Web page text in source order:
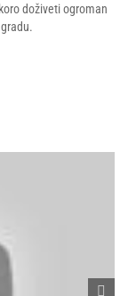
doživeti ogroman